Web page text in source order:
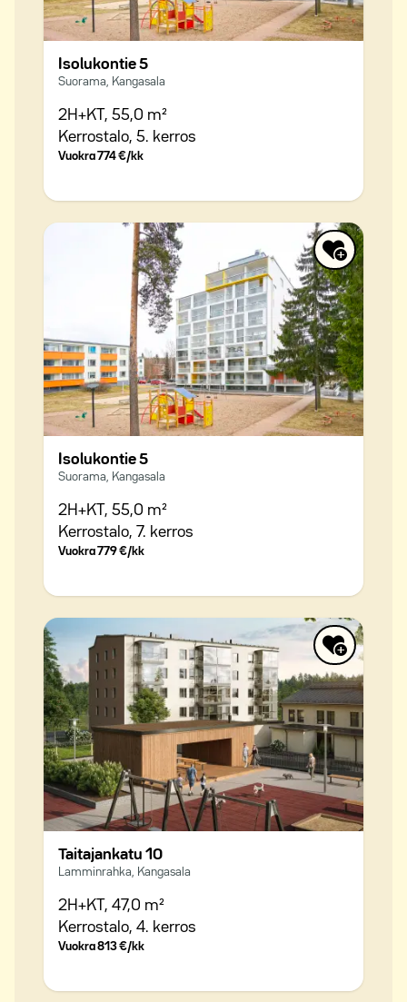
Isolukontie 5
Suorama, Kangasala
2H+KT, 55,0 m²
Kerrostalo, 5. kerros
Vuokra 774 €/kk
Isolukontie 5
Suorama, Kangasala
2H+KT, 55,0 m²
Kerrostalo, 7. kerros
Vuokra779 €/kk
Taitajankatu 10
Lamminrahka, Kangasala
2H+KT, 47,0 m²
Kerrostalo, 4. kerros
Vuokra813 €/kk